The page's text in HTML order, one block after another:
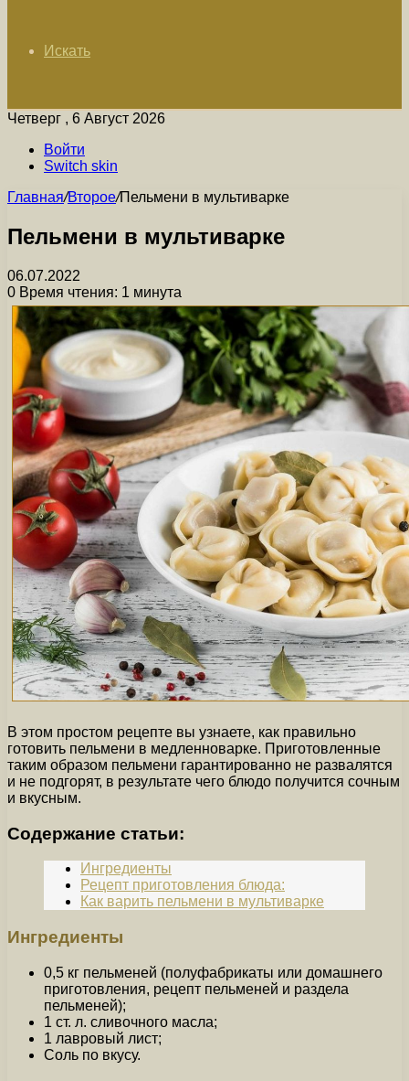
Искать
Четверг , 6 Август 2026
Войти
Switch skin
Главная/Второе/Пельмени в мультиварке
Пельмени в мультиварке
06.07.2022
0 Время чтения: 1 минута
В этом простом рецепте вы узнаете, как правильно
готовить пельмени в медленноварке. Приготовленные
таким образом пельмени гарантированно не развалятся
и не подгорят, в результате чего блюдо получится сочным
и вкусным.
Содержание статьи:
Ингредиенты
Рецепт приготовления блюда:
Как варить пельмени в мультиварке
Ингредиенты
0,5 кг пельменей (полуфабрикаты или домашнего
приготовления, рецепт пельменей и раздела
пельменей);
1 ст. л. сливочного масла;
1 лавровый лист;
Соль по вкусу.